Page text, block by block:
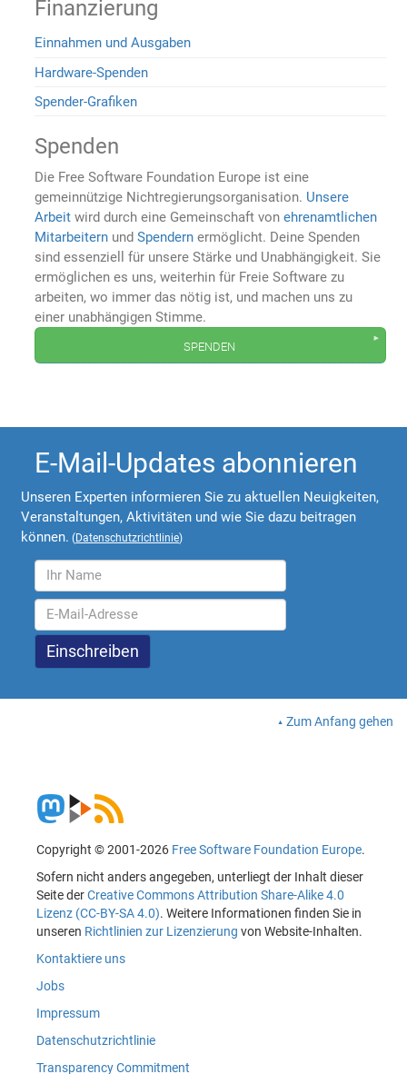
Finanzierung
Einnahmen und Ausgaben
Hardware-Spenden
Spender-Grafiken
Spenden
Die Free Software Foundation Europe ist eine
gemeinnützige Nichtregierungsorganisation. Unsere
Arbeit wird durch eine Gemeinschaft vonehrenamtlichen
Mitarbeitern undSpendern ermöglicht. Deine Spenden
sind essenziell für unsere Stärke und Unabhängigkeit. Sie
ermöglichen es uns, weiterhin für Freie Software zu
arbeiten, wo immer das nötig ist, und machen uns zu
einer unabhängigen Stimme.
spenden
E-Mail-Updates abonnieren
Unseren Experten informieren Sie zu aktuellen Neuigkeiten,
Veranstaltungen, Aktivitäten und wie Sie dazu beitragen
können. (Datenschutzrichtlinie)
Zum Anfang gehen
Copyright © 2001-2026 Free Software Foundation Europe.
Sofern nicht anders angegeben, unterliegt der Inhalt dieser
Seite derCreative Commons Attribution Share-Alike 4.0
Lizenz (CC-BY-SA 4.0). Weitere Informationen finden Sie in
unseren Richtlinien zur Lizenzierung von Website-Inhalten.
Kontaktiere uns
Jobs
Impressum
Datenschutzrichtlinie
Transparency Commitment